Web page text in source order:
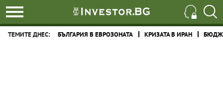
ТЕМИТЕ ДНЕС: БЪЛГАРИЯ В ЕВРОЗОНАТА КРИЗАТА В ИРАН